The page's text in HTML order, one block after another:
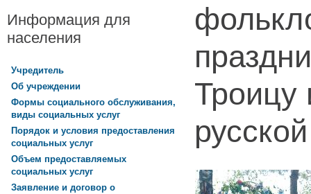
Троицу
Информация для
населения
Учредитель
Об учреждении
Формы социального обслуживания,
виды социальных услуг
Порядок и условия предоставления
социальных услуг
Объем предоставляемых
социальных услуг
Заявление и договор о